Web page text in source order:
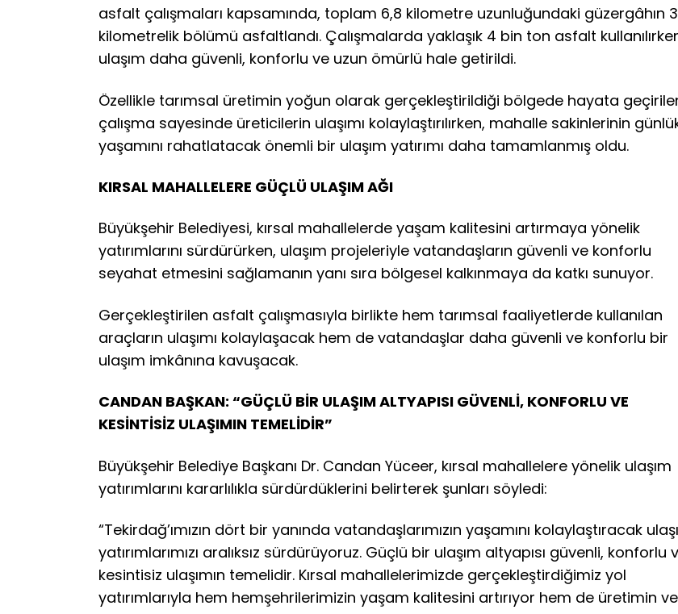
asfalt çalışmaları kapsamında, toplam 6,8 kilometre uzunluğundaki güzergâhın
kilometrelik bölümü asfaltlandı. Çalışmalarda yaklaşık 4 bin ton asfalt
ulaşım daha güvenli, konforlu ve uzun ömürlü hale getirildi.
Özellikle tarımsal üretimin yoğun olarak gerçekleştirildiği bölgede hayata
çalışma sayesinde üreticilerin ulaşımı kolaylaştırılırken, mahalle sakinlerinin
yaşamını rahatlatacak önemli bir ulaşım yatırımı daha tamamlanmış oldu.
KIRSAL MAHALLELERE GÜÇLÜ ULAŞIM AĞI
Büyükşehir Belediyesi, kırsal mahallelerde yaşam kalitesini artırmaya yönelik
yatırımlarını sürdürürken, ulaşım projeleriyle vatandaşların güvenli ve konforlu
seyahat etmesini sağlamanın yanı sıra bölgesel kalkınmaya da katkı sunuyor.
Gerçekleştirilen asfalt çalışmasıyla birlikte hem tarımsal faaliyetlerde kullanılan
araçların ulaşımı kolaylaşacak hem de vatandaşlar daha güvenli ve konforlu bir
ulaşım imkânına kavuşacak.
CANDAN BAŞKAN: “GÜÇLÜ BİR ULAŞIM ALTYAPISI GÜVENLİ, KONFORLU VE
KESİNTİSİZ ULAŞIMIN TEMELİDİR”
Büyükşehir Belediye Başkanı Dr. Candan Yüceer, kırsal mahallelere yönelik ulaşım
yatırımlarını kararlılıkla sürdürdüklerini belirterek şunları söyledi:
“Tekirdağ’ımızın dört bir yanında vatandaşlarımızın yaşamını kolaylaştıracak
yatırımlarımızı aralıksız sürdürüyoruz. Güçlü bir ulaşım altyapısı güvenli, konforlu
kesintisiz ulaşımın temelidir. Kırsal mahallelerimizde gerçekleştirdiğimiz yol
yatırımlarıyla hem hemşehrilerimizin yaşam kalitesini artırıyor hem de üretimin ve